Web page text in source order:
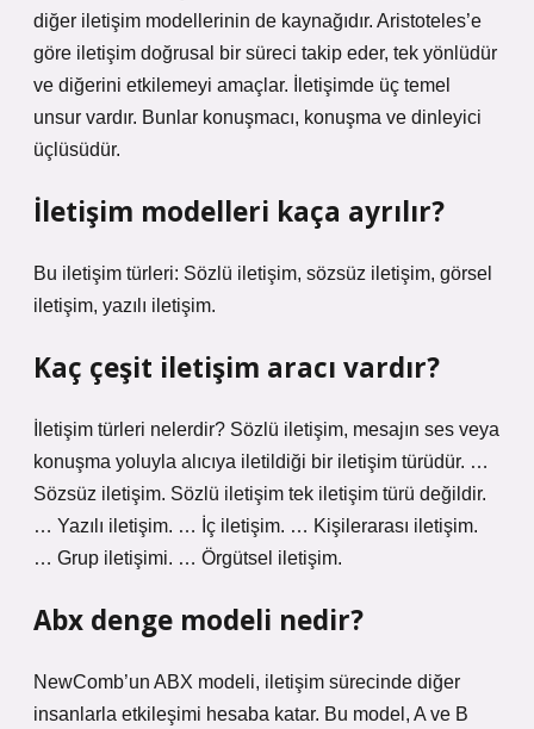
diğer iletişim modellerinin de kaynağıdır. Aristoteles’e
göre iletişim doğrusal bir süreci takip eder, tek yönlüdür
ve diğerini etkilemeyi amaçlar. İletişimde üç temel
unsur vardır. Bunlar konuşmacı, konuşma ve dinleyici
üçlüsüdür.
İletişim modelleri kaça ayrılır?
Bu iletişim türleri: Sözlü iletişim, sözsüz iletişim, görsel
iletişim, yazılı iletişim.
Kaç çeşit iletişim aracı vardır?
İletişim türleri nelerdir? Sözlü iletişim, mesajın ses veya
konuşma yoluyla alıcıya iletildiği bir iletişim türüdür. …
Sözsüz iletişim. Sözlü iletişim tek iletişim türü değildir.
… Yazılı iletişim. … İç iletişim. … Kişilerarası iletişim.
… Grup iletişimi. … Örgütsel iletişim.
Abx denge modeli nedir?
NewComb’un ABX modeli, iletişim sürecinde diğer
insanlarla etkileşimi hesaba katar. Bu model, A ve B